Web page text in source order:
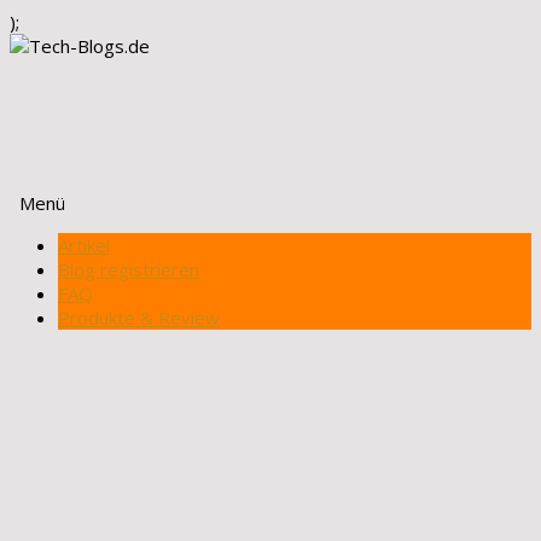
);
Menü
Zum
Inhalt
springen
Artikel
Blog registrieren
FAQ
Produkte & Review